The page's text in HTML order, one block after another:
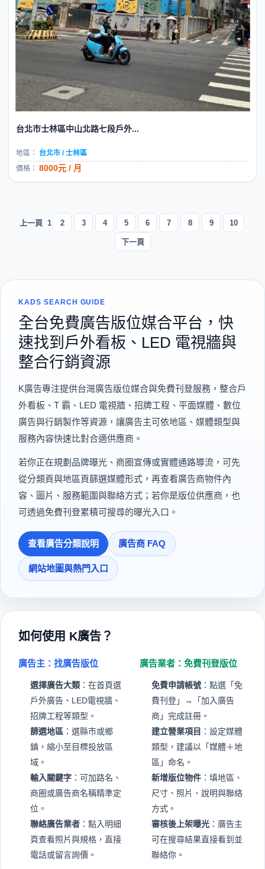
地區：新北市 / 板橋區
價格：20000元 / 月
台北市士林區中山北路七段戶外...
價格：8000元 / 月
上一頁 1 2 3 4 5 6 7 8 9 10
下一頁
KADS SEARCH GUIDE
全台免費廣告版位媒合平台，快
速找到戶外看板、LED 電視牆與
外看板、T 霸、LED 電視牆、招牌工程、平面媒體、數位
廣告與行銷製作等資源，讓廣告主可依地區、媒體類型與
服務內容快速比對合適供應商。
若你正在規劃品牌曝光、商圈宣傳或實體通路導流，可先
從分類頁與地區頁篩選媒體形式，再查看廣告商物件內
容、圖片、服務範圍與聯絡方式；若你是版位供應商，也
可透過免費刊登累積可搜尋的曝光入口。
查看廣告分類說明 廣告商 FAQ
網站地圖與熱門入口